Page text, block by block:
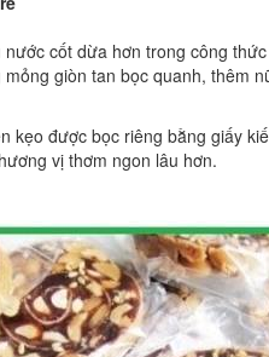
cốt dừa hơn trong công
giòn tan bọc quanh, thêm
kẹo được bọc riêng bằng giấy
vị thơm ngon lâu hơn.